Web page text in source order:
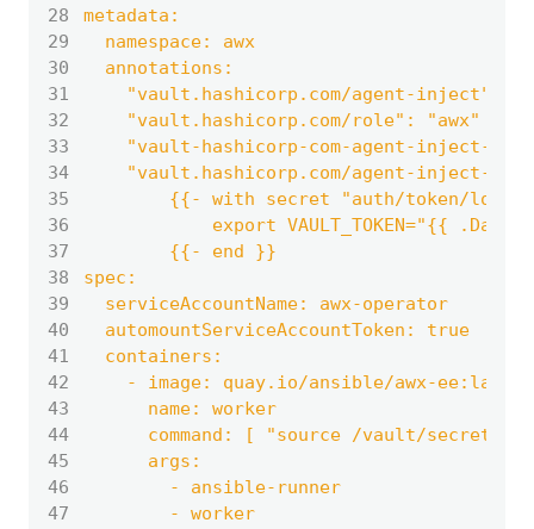
28
29
30
31
32
33
34
35
36
37
38
39
40
41
42
43
44
45
46
47